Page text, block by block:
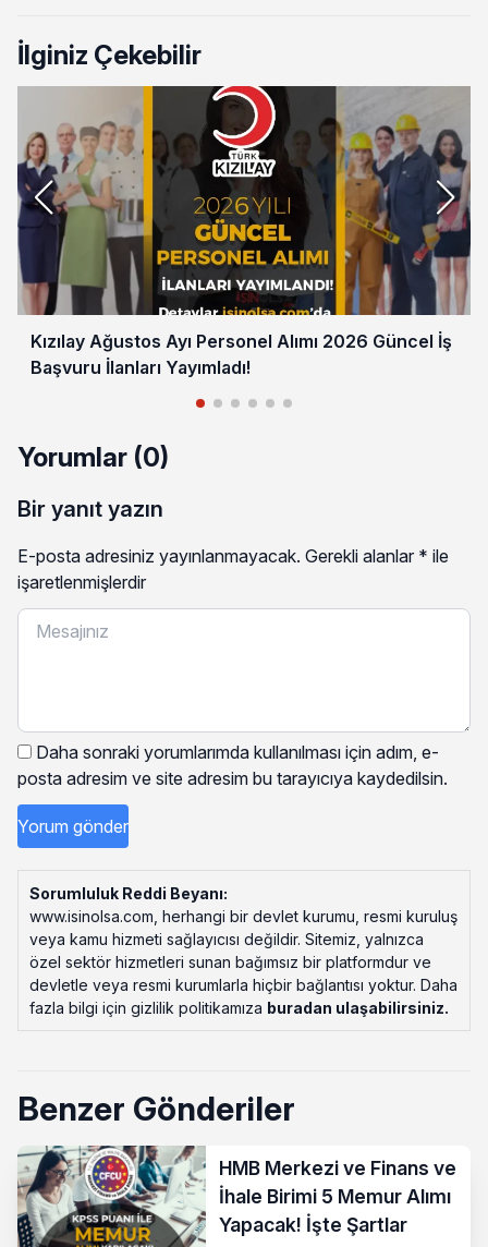
İlginiz Çekebilir
Kızılay Ağustos Ayı Personel Alımı 2026 Güncel İş
Başvuru İlanları Yayımladı!
Yorumlar (0)
Bir yanıt yazın
E-posta adresiniz yayınlanmayacak. Gerekli alanlar * ile
işaretlenmişlerdir
Daha sonraki yorumlarımda kullanılması için adım, e-
posta adresim ve site adresim bu tarayıcıya kaydedilsin.
Sorumluluk Reddi Beyanı:
www.isinolsa.com, herhangi bir devlet kurumu, resmi kuruluş
veya kamu hizmeti sağlayıcısı değildir. Sitemiz, yalnızca
özel sektör hizmetleri sunan bağımsız bir platformdur ve
devletle veya resmi kurumlarla hiçbir bağlantısı yoktur. Daha
fazla bilgi için gizlilik politikamıza buradan ulaşabilirsiniz.
Benzer Gönderiler
HMB Merkezi ve Finans ve
İhale Birimi 5 Memur Alımı
Yapacak! İşte Şartlar